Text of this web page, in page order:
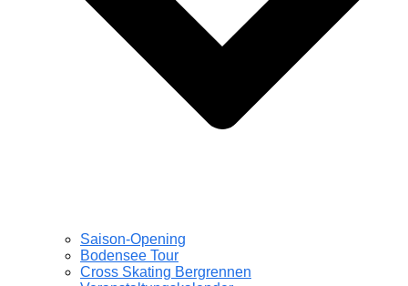
Saison-Opening
Bodensee Tour
Cross Skating Bergrennen